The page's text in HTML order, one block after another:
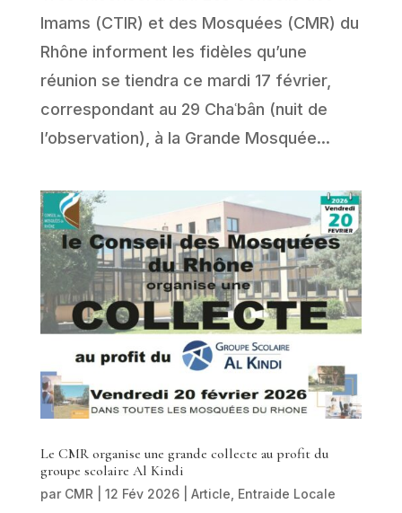
Imams (CTIR) et des Mosquées (CMR) du
Rhône informent les fidèles qu’une
réunion se tiendra ce mardi 17 février,
correspondant au 29 Chaʿbân (nuit de
l’observation), à la Grande Mosquée...
Le CMR organise une grande collecte au profit du
groupe scolaire Al Kindi
par CMR 12 Fév 2026| Article Entraide Locale